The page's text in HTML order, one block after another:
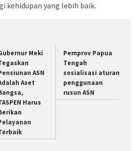
kehidupan yang lebih baik.
Meki
ASN
Aset
Harus
Pemprov Papua
Tengah
sosialisasi aturan
penggunaan
rusun ASN